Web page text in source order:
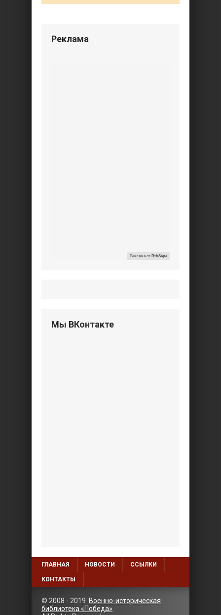
Реклама
Реклама от RtbSape
Мы ВКонтакте
ГЛАВНАЯ НОВОСТИ ССЫЛКИ
КОНТАКТЫ
© 2008 - 2019 Военно-историческая
библиотека «Победа».